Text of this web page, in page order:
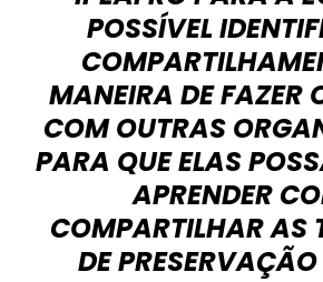
POSSÍVEL
MANEIRA DE FAZER
COM OUTRAS
PARA QUE ELAS
APRENDER
COMPARTILHAR AS
DE